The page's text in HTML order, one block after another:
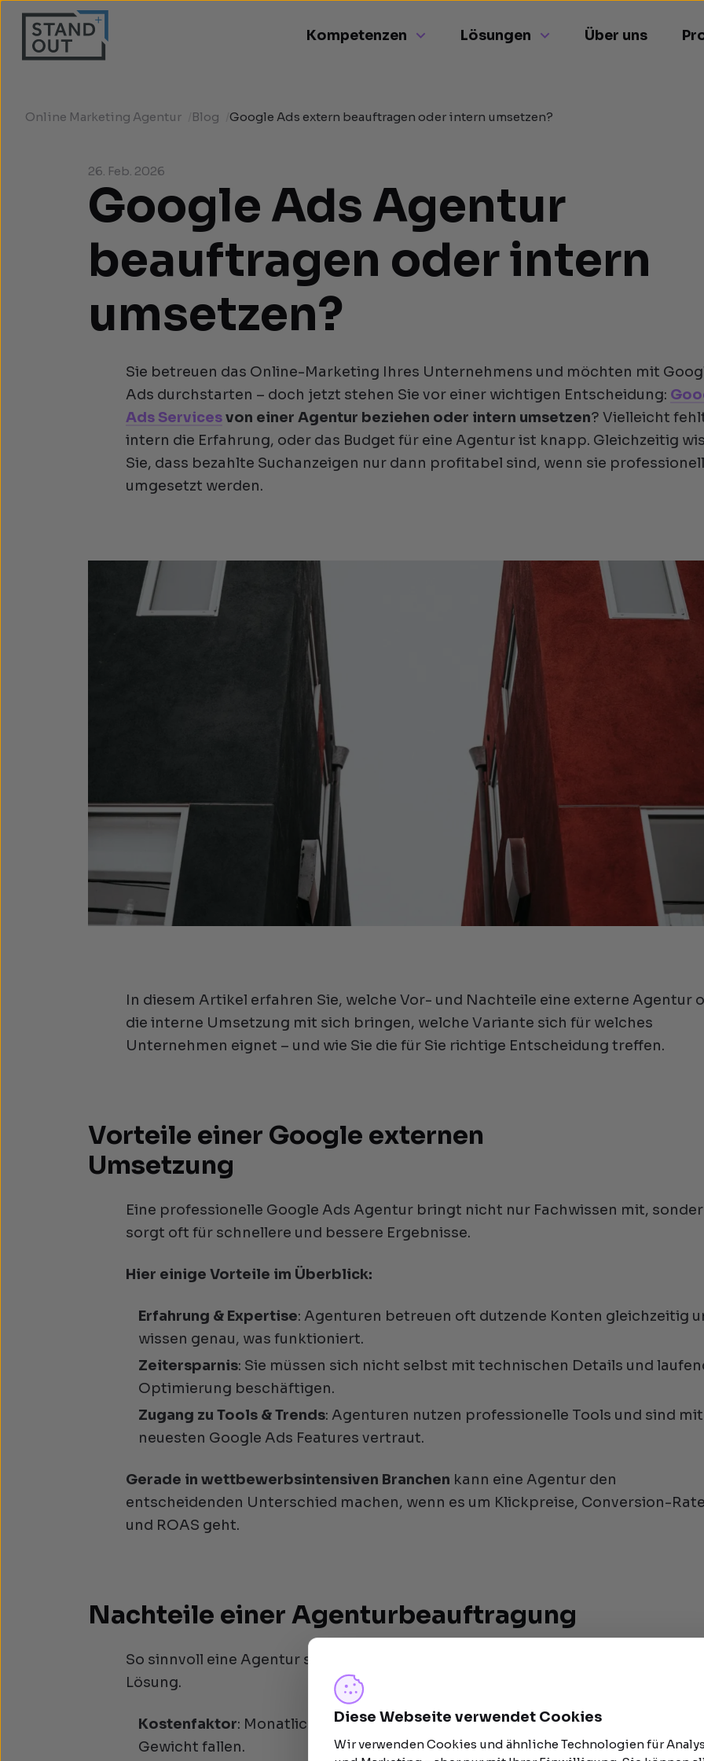
Kompetenzen Lösungen Über uns
Online Marketing Agentur Blog Google Ads extern beauftragen oder intern umsetzen?
26. Feb. 2026
Google Ads Agentur
beauftragen oder intern
umsetzen?
Sie betreuen das Online-Marketing Ihres Unternehmens und möchten mit
Ads durchstarten – doch jetzt stehen Sie vor einer wichtigen Entscheidung:
Ads Servicesvon einer Agentur beziehen oder intern umsetzen? Vielleicht
intern die Erfahrung, oder das Budget für eine Agentur ist knapp. Gleichzeitig
Sie, dass bezahlte Suchanzeigen nur dann profitabel sind, wenn sie
umgesetzt werden.
In diesem Artikel erfahren Sie, welche Vor- und Nachteile eine externe Agentur
die interne Umsetzung mit sich bringen, welche Variante sich für welches
Unternehmen eignet – und wie Sie die für Sie richtige Entscheidung treffen.
Vorteile einer Google externen
Umsetzung
Eine professionelle Google Ads Agentur bringt nicht nur Fachwissen mit,
sorgt oft für schnellere und bessere Ergebnisse.
Hier einige Vorteile im Überblick:
Erfahrung & Expertise: Agenturen betreuen oft dutzende Konten gleichzeitig
wissen genau, was funktioniert.
Zeitersparnis: Sie müssen sich nicht selbst mit technischen Details und
Optimierung beschäftigen.
Zugang zu Tools & Trends: Agenturen nutzen professionelle Tools und sind
neuesten Google Ads Features vertraut.
Gerade in wettbewerbsintensiven Branchen kann eine Agentur den
entscheidenden Unterschied machen, wenn es um Klickpreise, Conversion-
und ROAS geht.
Nachteile einer Agenturbeauftragung
So sinnvoll eine Agentur sein kann – sie ist nicht für jedes Unternehmen die
Lösung.
Kostenfaktor: Monatliche Pauschalen oder erfolgsabhängige Modelle können
Gewicht fallen.
Diese Webseite verwendet Cookies
Wir verwenden Cookies und ähnliche Technologien für